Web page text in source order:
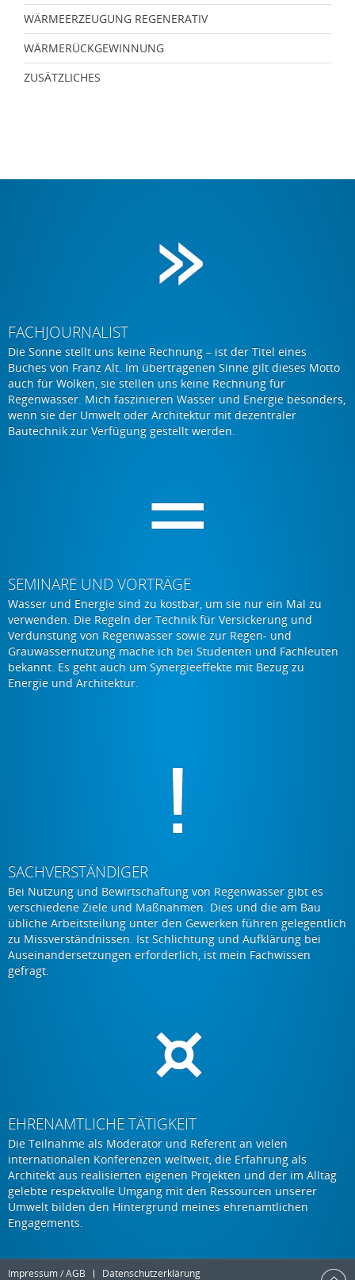
WÄRMEERZEUGUNG REGENERATIV
WÄRMERÜCKGEWINNUNG
ZUSÄTZLICHES
FACHJOURNALIST
Die Sonne stellt uns keine Rechnung – ist der Titel eines
Buches von Franz Alt. Im übertragenen Sinne gilt dieses Motto
auch für Wolken, sie stellen uns keine Rechnung für
Regenwasser. Mich faszinieren Wasser und Energie besonders,
wenn sie der Umwelt oder Architektur mit dezentraler
Bautechnik zur Verfügung gestellt werden.
SEMINARE UND VORTRÄGE
Wasser und Energie sind zu kostbar, um sie nur ein Mal zu
verwenden. Die Regeln der Technik für Versickerung und
Verdunstung von Regenwasser sowie zur Regen- und
Grauwassernutzung mache ich bei Studenten und Fachleuten
bekannt. Es geht auch um Synergieeffekte mit Bezug zu
Energie und Architektur.
SACHVERSTÄNDIGER
Bei Nutzung und Bewirtschaftung von Regenwasser gibt es
verschiedene Ziele und Maßnahmen. Dies und die am Bau
übliche Arbeitsteilung unter den Gewerken führen gelegentlich
zu Missverständnissen. Ist Schlichtung und Aufklärung bei
Auseinandersetzungen erforderlich, ist mein Fachwissen
gefragt.
EHRENAMTLICHE TÄTIGKEIT
Die Teilnahme als Moderator und Referent an vielen
internationalen Konferenzen weltweit, die Erfahrung als
Architekt aus realisierten eigenen Projekten und der im Alltag
gelebte respektvolle Umgang mit den Ressourcen unserer
Umwelt bilden den Hintergrund meines ehrenamtlichen
Engagements.
Impressum / AGB Datenschutzerklärung